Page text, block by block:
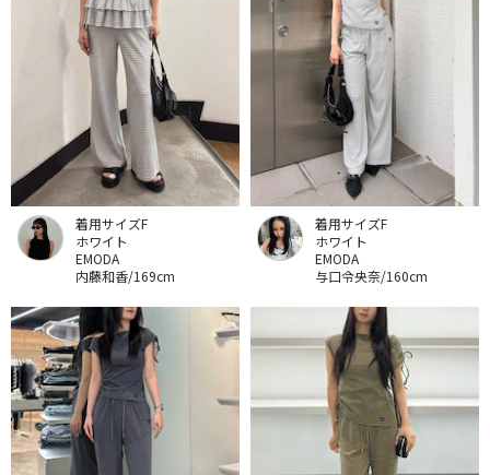
着用サイズF
ホワイト
EMODA
内藤和香/169cm
着用サイズF
ホワイト
EMODA
与口令央奈/160cm